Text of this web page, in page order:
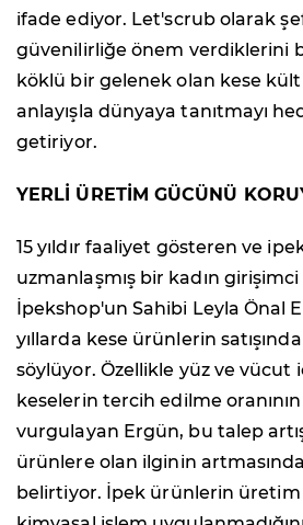
ifade ediyor. Let'scrub olarak
güvenilirliğe önem verdiklerini
köklü bir gelenek olan kese
anlayışla dünyaya tanıtmayı
getiriyor.
YERLİ ÜRETİM GÜCÜNÜ
15 yıldır faaliyet gösteren ve
uzmanlaşmış bir kadın
İpekshop'un Sahibi Leyla Önal
yıllarda kese ürünlerin
söylüyor. Özellikle yüz ve vücut
keselerin tercih edilme
vurgulayan Ergün, bu talep
ürünlere olan ilginin
belirtiyor. İpek ürünlerin